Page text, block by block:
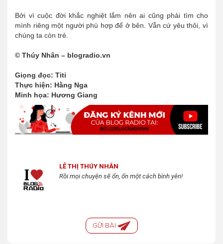
Bởi vì cuộc đời khắc nghiệt lắm nên ai cũng phải tìm cho
mình riêng một người phù hợp để ở bên. Vẫn cứ yêu thôi, vì
chúng ta còn trẻ.
© Thúy Nhân – blogradio.vn
Giọng đọc: Titi
Thực hiện: Hằng Nga
Minh họa: Hương Giang
LÊ THỊ THÚY NHÂN
Rồi mọi chuyện sẽ ổn, ổn một cách bình yên!
GỬI BÀI